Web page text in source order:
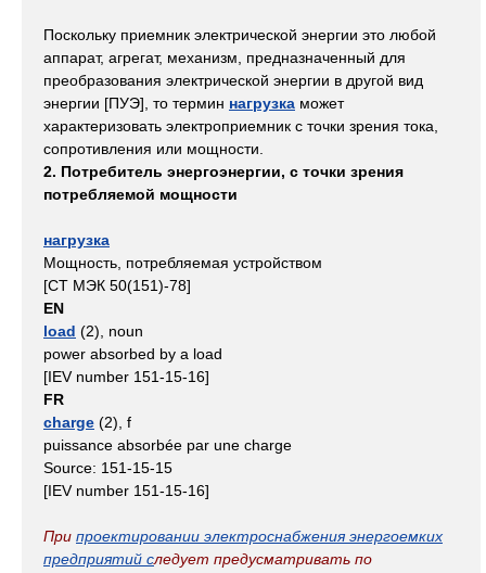
Поскольку приемник электрической энергии это любой
аппарат, агрегат, механизм, предназначенный для
преобразования электрической энергии в другой вид
энергии [ПУЭ], то термин нагрузка может
характеризовать электроприемник с точки зрения тока,
сопротивления или мощности.
2. Потребитель энергоэнергии, с точки зрения
потребляемой мощности
нагрузка
Мощность, потребляемая устройством
[СТ МЭК 50(151)-78]
EN
load (2), noun
power absorbed by a load
[IEV number 151-15-16]
FR
charge (2), f
puissance absorbée par une charge
Source: 151-15-15
[IEV number 151-15-16]
При проектировании электроснабжения энергоемких
предприятий следует предусматривать по